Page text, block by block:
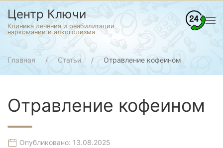
Центр Ключи
Клиника лечения и реабилитации
наркомании и алкоголизма
Главная Статьи Отравление кофеином
Отравление кофеином
Опубликовано: 13.08.2025